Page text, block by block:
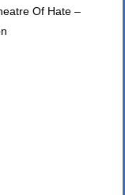
Of Hate –